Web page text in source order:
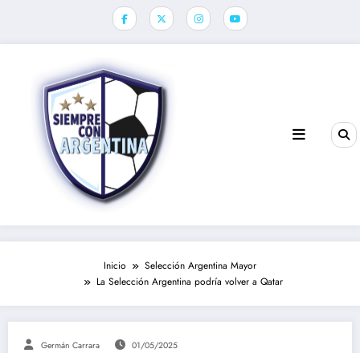
Inicio
Selección Argentina Mayor
La Selección Argentina podría volver a Qatar
Germán Carrara 01/05/2025